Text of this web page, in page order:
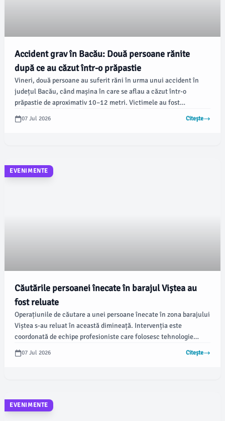
Accident grav în Bacău: Două persoane rănite
după ce au căzut într-o prăpastie
Vineri, două persoane au suferit răni în urma unui accident în
județul Bacău, când mașina în care se aflau a căzut într-o
prăpastie de aproximativ 10–12 metri. Victimele au fost
transportate de urgență la spital pentru îngrijiri medicale.
07 Jul 2026 Citește
EVENIMENTE
Căutările persoanei înecate în barajul Viștea au
fost reluate
Operațiunile de căutare a unei persoane înecate în zona barajului
Viștea s-au reluat în această dimineață. Intervenția este
coordonată de echipe profesioniste care folosesc tehnologie
avansată pentru a facilita misiunea.
07 Jul 2026 Citește
EVENIMENTE